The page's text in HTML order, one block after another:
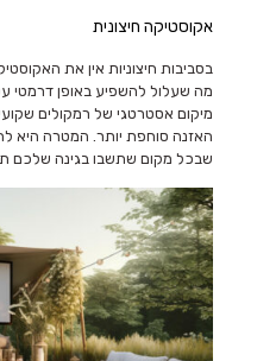
אקוסטיקה חיצונית
בסביבות חיצוניות אין את
מה שעלול להשפיע באופן דרמטי
מיקום אסטרטגי של רמקולים
האזנה סוחפת יותר. המטרה היא
שבכל מקום שתשבו בגינה שלכם